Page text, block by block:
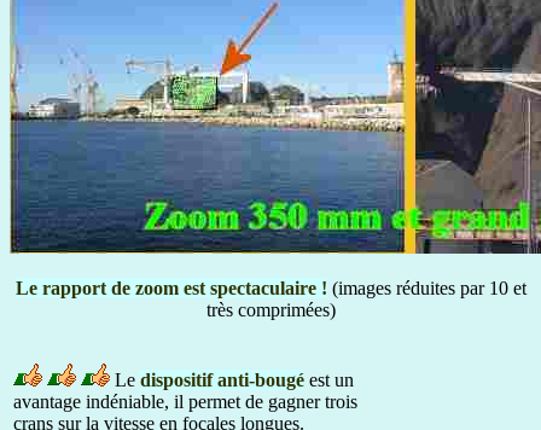
Le rapport de zoom est spectaculaire ! (images réduites par 10 et
très comprimées)
Le dispositif anti-bougé est un
avantage indéniable, il permet de gagner trois
crans sur la vitesse en focales longues.